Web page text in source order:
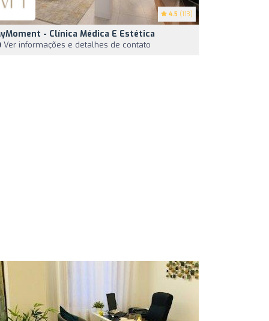
4.5 (113)
- Clínica Médica E Estética
Ver informações e detalhes de contato